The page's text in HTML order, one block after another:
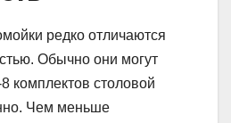
редко отличаются
Обычно они могут
комплектов столовой
Чем меньше